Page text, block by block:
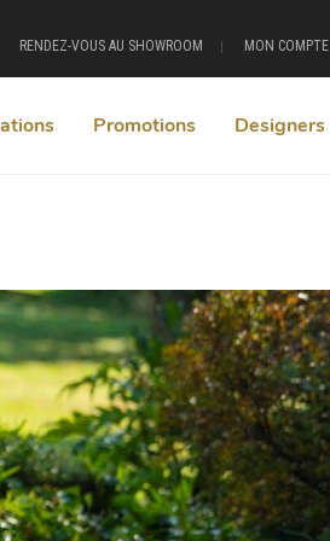
RENDEZ-VOUS AU SHOWROOM MON COMPTE
Promotions Designers